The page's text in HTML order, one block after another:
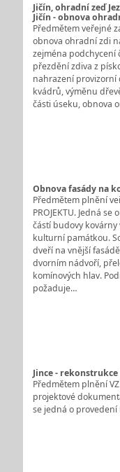
Jičín, ohradní zeď
Jičín - obnova
Předmětem veřejné
obnova ohradní zdi
zejména podchycení
přezdění zdiva z
nahrazení provizorní
kvádrů, výměnu
části úseku, obnova
Obnova fasády na
Předmětem plnění
PROJEKTU. Jedná
částí budovy kovárny
kulturní památkou.
dveří na vnější
dvorním nádvoří,
komínových hlav.
požaduje…
Jince -
Předmětem plnění
projektové
se jedná o